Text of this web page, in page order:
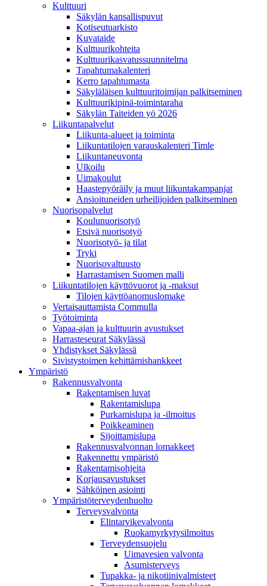
Kulttuuri
Säkylän kansallispuvut
Kotiseutuarkisto
Kuvataide
Kulttuurikohteita
Kulttuurikasvatussuunnitelma
Tapahtumakalenteri
Kerro tapahtumasta
Säkyläläisen kulttuuritoimijan palkitseminen
Kulttuurikipinä-toimintaraha
Säkylän Taiteiden yö 2026
Liikuntapalvelut
Liikunta-alueet ja toiminta
Liikuntatilojen varauskalenteri Timle
Liikuntaneuvonta
Ulkoilu
Uimakoulut
Haastepyöräily ja muut liikuntakampanjat
Ansioituneiden urheilijoiden palkitseminen
Nuorisopalvelut
Koulunuorisotyö
Etsivä nuorisotyö
Nuorisotyö- ja tilat
Tryki
Nuorisovaltuusto
Harrastamisen Suomen malli
Liikuntatilojen käyttövuorot ja -maksut
Tilojen käyttöanomuslomake
Vertaisauttamista Commulla
Työtoiminta
Vapaa-ajan ja kulttuurin avustukset
Harrasteseurat Säkylässä
Yhdistykset Säkylässä
Sivistystoimen kehittämishankkeet
Ympä­ristö
Rakennusvalvonta
Rakentamisen luvat
Rakentamislupa
Purkamislupa ja -ilmoitus
Poikkeaminen
Sijoittamislupa
Rakennusvalvonnan lomakkeet
Rakennettu ympäristö
Rakentamisohjeita
Korjausavustukset
Sähköinen asiointi
Ympäristöterveydenhuolto
Terveysvalvonta
Elintarvikevalvonta
Ruokamyrkytysilmoitus
Terveydensuojelu
Uimavesien valvonta
Asumisterveys
Tupakka- ja nikotiinivalmisteet